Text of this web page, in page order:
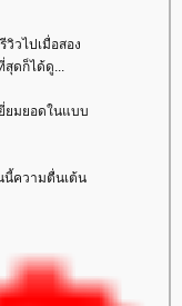
วิวไปเมื่อสอง
สุดก็ได้ดู...
ยี่ยมยอดในแบบ
นี้ความตื่นเต้น